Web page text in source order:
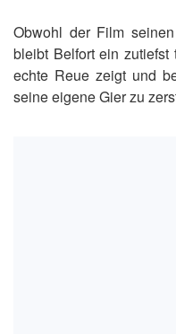
Obwohl der Film
bleibt Belfort ein zutiefst
echte Reue zeigt und
seine eigene Gier zu